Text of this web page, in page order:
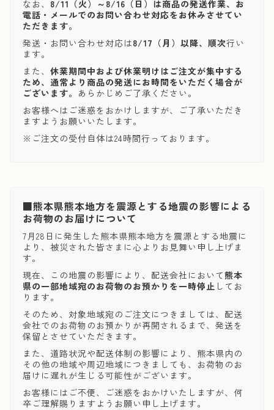
なお、 8/11（火）～8/16（日）は商品の発送作業、お
電話・メールでのお問い合わせ対応をお休みさせてい
ただきます。
発送・お問い合わせ対応は8/17（月）以降、順次行い
ます。
また、 休業期間中および休業明けはご注文が集中する
ため、通常より商品の発送にお時間をいただく場合が
ございます。 あらかじめご了承ください。
お客様へはご迷惑をおかけしますが、ご了承いただき
ますようお願いいたします。
※ご注文の受付自体は24時間行っております。
■熊本県熊本地方を震源とする地震の影響による
お荷物のお届けについて
7月28日に発生した熊本県熊本地方を震源とする地震に
より、被災された皆さまに心よりお見舞い申し上げま
す。
現在、この地震の影響により、配送会社において熊本
県の一部地域宛のお荷物のお預かりを一時停止 してお
ります。
そのため、対象地域宛のご注文につきましては、配送
会社でのお荷物のお預かりが再開されるまで、発送を
保留とさせていただきます。
また、道路状況や配送体制の影響により、熊本県内の
その他の地域や周辺地域につきましても、お荷物のお
届けに遅れが生じる可能性がございます。
お客様にはご不便、ご迷惑をおかけいたしますが、何
卒ご理解賜りますようお願い申し上げます。